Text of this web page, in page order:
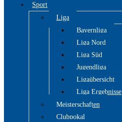
Sport
Liga
Bayernliga
Liga Nord
Liga Süd
Jugendliga
Ligaübersicht
Liga Ergebnisse
Meisterschaften
Clubpokal